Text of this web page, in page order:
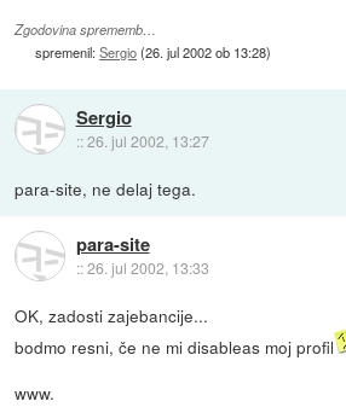
Zgodovina sprememb…
spremenil:Sergio(26. jul 2002 ob 13:28)
Sergio
::26. jul 2002, 13:27
para-site, ne delaj tega.
para-site
::26. jul 2002, 13:33
OK, zadosti zajebancije...
bodmo resni, če ne mi disableas moj profil
www.